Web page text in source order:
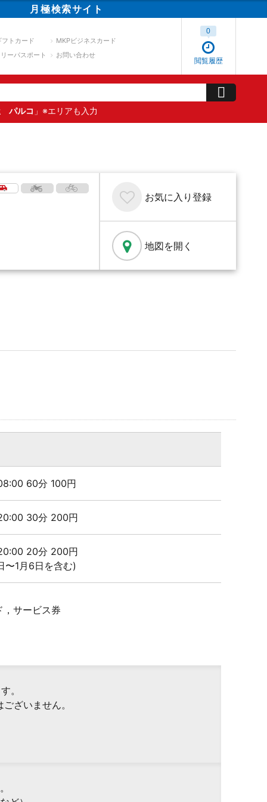
月極検索サイト
フトカード
MKPビジネスカード
ーパスポート
お問い合わせ
閲覧履歴
0
パルコ 」※エリアも入力
お気に入り 登録
地図を開く
60分 100円
30分 200円
20分 200円
〜1月6日を含む)
サービス券
。
ざいません。